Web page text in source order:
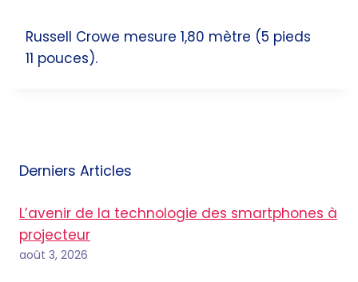
Russell Crowe mesure 1,80 mètre (5 pieds
11 pouces).
Derniers Articles
L’avenir de la technologie des smartphones à
projecteur
août 3, 2026